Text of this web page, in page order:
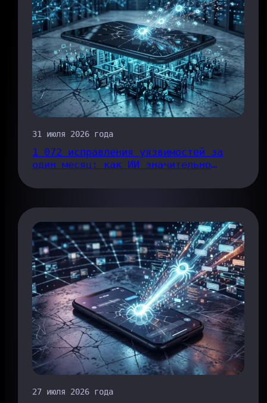
31 июля 2026 года
1 072 исправления уязвимостей за
один месяц: как ИИ значительно
в Chrome
27 июля 2026 года